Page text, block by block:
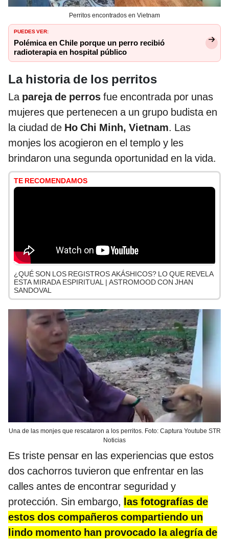
Perritos encontrados en Vietnam
PUEDES VER:
Polémica en Chile porque un perro recibió
radioterapia en hospital público
La historia de los perritos
La pareja de perros fue encontrada por unas
mujeres que pertenecen a un grupo budista en
la ciudad de Ho Chi Minh, Vietnam. Las
monjes los acogieron en el templo y les
brindaron una segunda oportunidad en la vida.
TE RECOMENDAMOS
¿QUÉ SON LOS REGISTROS AKÁSHICOS? LO QUE REVELA
ESTA MIRADA ESPIRITUAL | ASTROMOOD CON JHAN
SANDOVAL
Una de las monjes que rescataron a los perritos. Foto: Captura Youtube STR
Noticias
Es triste pensar en las experiencias que estos
dos cachorros tuvieron que enfrentar en las
calles antes de encontrar seguridad y
protección. Sin embargo, las fotografías de
estos dos compañeros compartiendo un
lindo momento han provocado la alegría de